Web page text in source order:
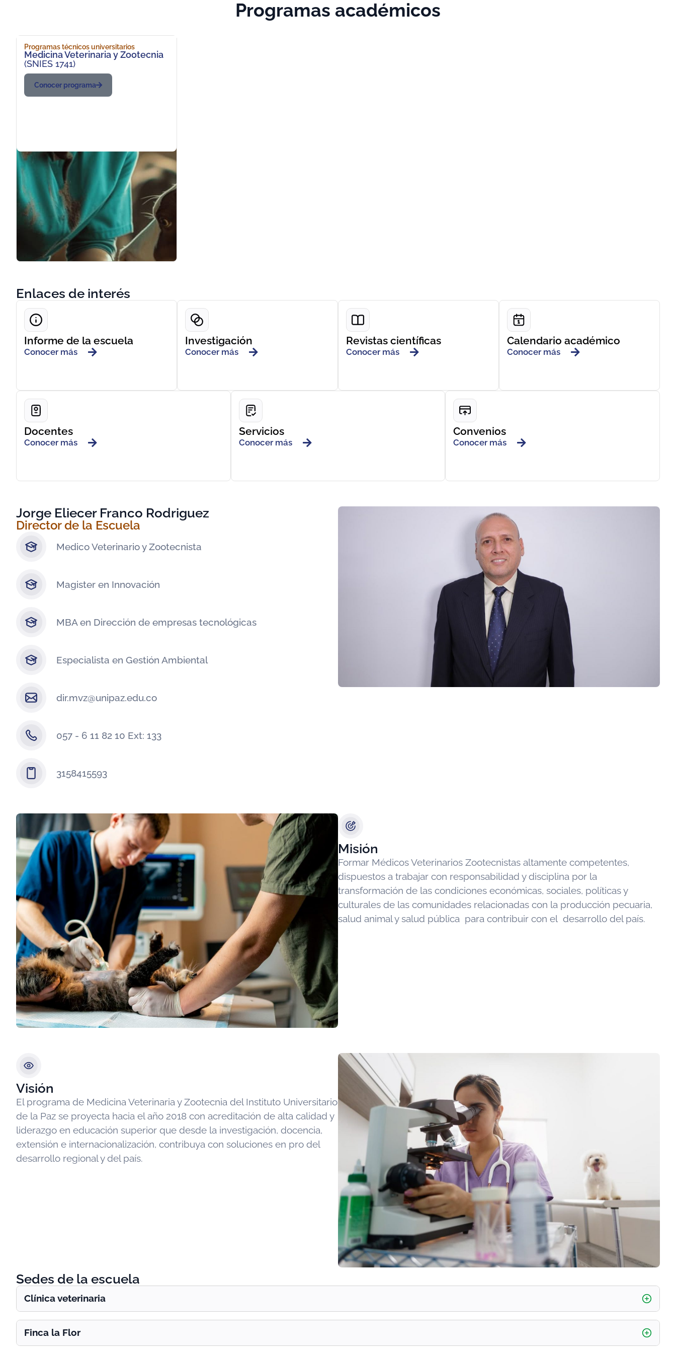
Programas académicos
Programas técnicos universitarios
Medicina Veterinaria y Zootecnia
(SNIES 1741)
Conocer programa
Enlaces de interés
Informe de la escuela
Conocer más
Investigación
Conocer más
Revistas científicas
Conocer más
Calendario académico
Conocer más
Docentes
Conocer más
Servicios
Conocer más
Convenios
Conocer más
Jorge Eliecer Franco Rodriguez
Director de la Escuela
Medico Veterinario y Zootecnista
Magister en Innovación
MBA en Dirección de empresas tecnológicas
Especialista en Gestión Ambiental
dir.mvz@unipaz.edu.co
057 - 6 11 82 10 Ext: 133
3158415593
Misión
Formar Médicos Veterinarios Zootecnistas altamente competentes,
dispuestos a trabajar con responsabilidad y disciplina por la
transformación de las condiciones económicas, sociales, políticas y
culturales de las comunidades relacionadas con la producción pecuaria,
salud animal y salud pública para contribuir con el desarrollo del país.
Visión
El programa de Medicina Veterinaria y Zootecnia del Instituto Universitario
de la Paz se proyecta hacia el año 2018 con acreditación de alta calidad y
liderazgo en educación superior que desde la investigación, docencia,
extensión e internacionalización, contribuya con soluciones en pro del
desarrollo regional y del país.
Sedes de la escuela
Clínica veterinaria
Finca la Flor